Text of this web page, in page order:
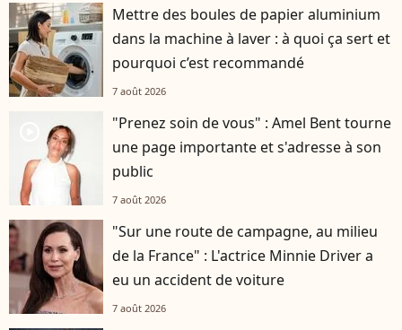
Mettre des boules de papier aluminium
dans la machine à laver : à quoi ça sert et
pourquoi c’est recommandé
7 août 2026
"Prenez soin de vous" : Amel Bent tourne
une page importante et s'adresse à son
public
7 août 2026
"Sur une route de campagne, au milieu
de la France" : L'actrice Minnie Driver a
eu un accident de voiture
7 août 2026